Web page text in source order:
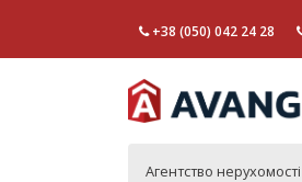
+38 (050) 042 24 28
Агентство нерухомості